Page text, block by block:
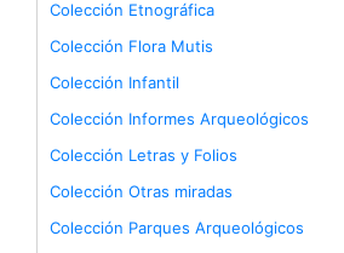
Colección Etnográfica
Colección Flora Mutis
Colección Infantil
Colección Informes Arqueológicos
Colección Letras y Folios
Colección Otras miradas
Colección Parques Arqueológicos